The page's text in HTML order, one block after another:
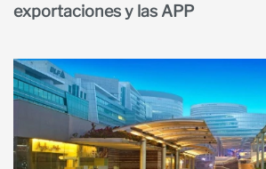
exportaciones y las APP